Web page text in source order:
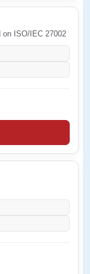
on ISO/IEC 27002